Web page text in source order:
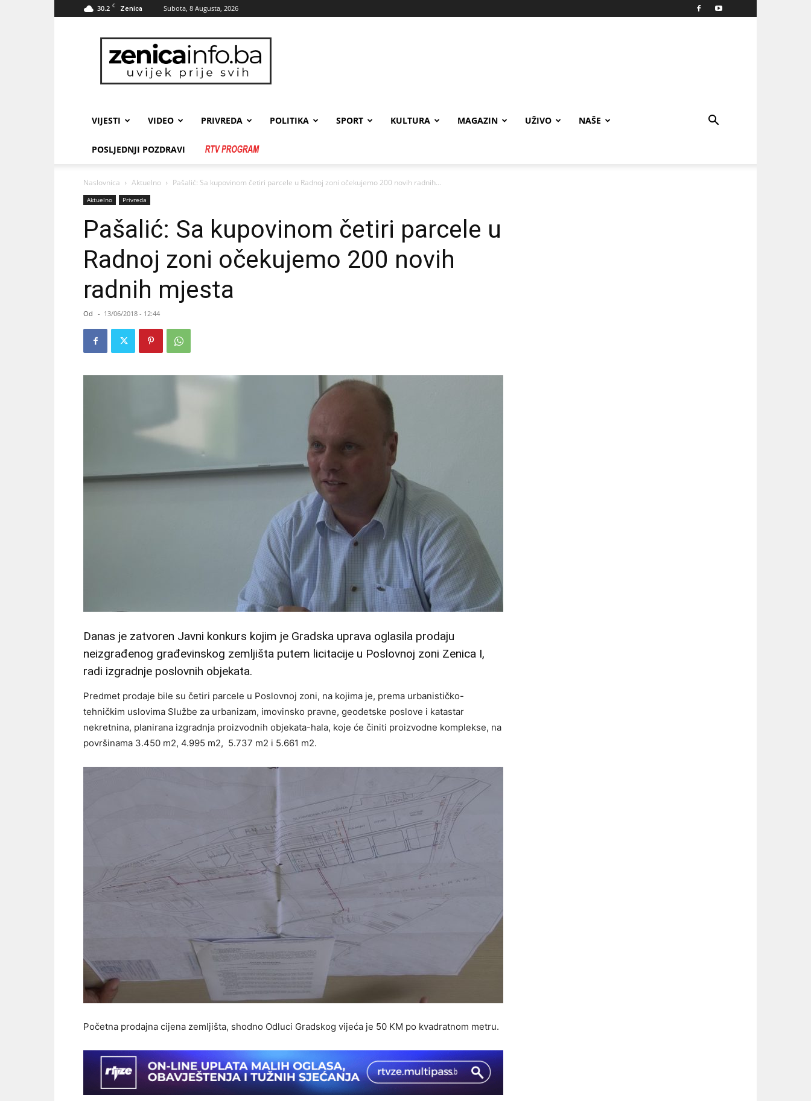
30.2 C Zenica Subota, 8 Augusta, 2026
zenicainfo.ba
VIJESTI VIDEO PRIVREDA POLITIKA SPORT KULTURA MAGAZIN UŽIVO NAŠE
POSLJEDNJI POZDRAVI
Naslovnica Aktuelno Pašalić: Sa kupovinom četiri parcele u Radnoj zoni očekujemo 200 novih radnih...
Aktuelno Privreda
Pašalić: Sa kupovinom četiri parcele u
Radnoj zoni očekujemo 200 novih
radnih mjesta
Od - 13/06/2018 - 12:44
Danas je zatvoren Javni konkurs kojim je Gradska uprava oglasila prodaju
neizgrađenog građevinskog zemljišta putem licitacije u Poslovnoj zoni Zenica I,
radi izgradnje poslovnih objekata.
Predmet prodaje bile su četiri parcele u Poslovnoj zoni, na kojima je, prema urbanističko-
tehničkim uslovima Službe za urbanizam, imovinsko pravne, geodetske poslove i katastar
nekretnina, planirana izgradnja proizvodnih objekata-hala, koje će činiti proizvodne komplekse, na
površinama 3.450 m2, 4.995 m2, 5.737 m2 i 5.661 m2.
Početna prodajna cijena zemljišta, shodno Odluci Gradskog vijeća je 50 KM po kvadratnom metru.